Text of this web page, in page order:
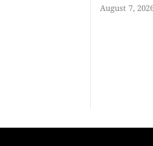
August 7,